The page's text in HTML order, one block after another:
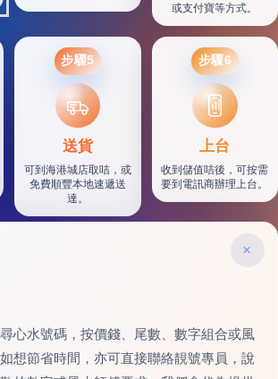
或支付寶等方式。
步驟5
SF
送貨
可到海港城店取咭，或
免費順豐本地速遞送
達。
步驟6
上台
收到儲值咭後，可按需
要到電訊商辦理上台。
×
心水號碼，按價錢、尾數、數字組合或風
想節省時間，亦可直接聯絡靚號專員，說